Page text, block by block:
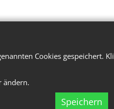
Cookies gespeichert.
ändern.
Speichern